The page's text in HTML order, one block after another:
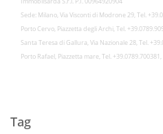
Sede: Milano, Via Visconti di Modrone 29, Tel.
Porto Cervo, Piazzetta degli Archi, Tel.
Santa Teresa di Gallura, Via Nazionale 28, Tel.
Porto Rafael, Piazzetta mare, Tel. +39.0789.700381,
Tag